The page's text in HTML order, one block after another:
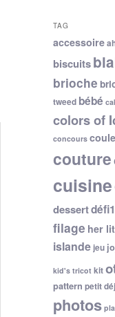
TAG
accessoire
biscuits
brioche
tweed bébé
colors of
concours
couture
cuisine
dessert
filage her
islande jeu
kid's tricot kit
pattern petit
photos